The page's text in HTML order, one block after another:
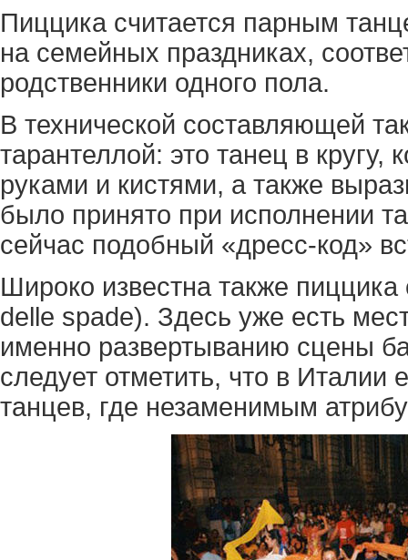
Пиццика считается парным
на семейных праздниках,
родственники одного пола.
В технической составляющей
тарантеллой: это танец в
руками и кистями, а также
было принято при исполнении
сейчас подобный «дресс-код»
Широко известна также
delle spade). Здесь уже есть
именно развертыванию сцены
следует отметить, что в Италии
танцев, где незаменимым